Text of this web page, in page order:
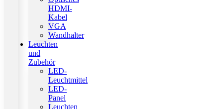
HDMI-
Kabel
VGA
Wandhalter
Leuchten
und
Zubehör
LED-
Leuchtmittel
LED-
Panel
Leuchten